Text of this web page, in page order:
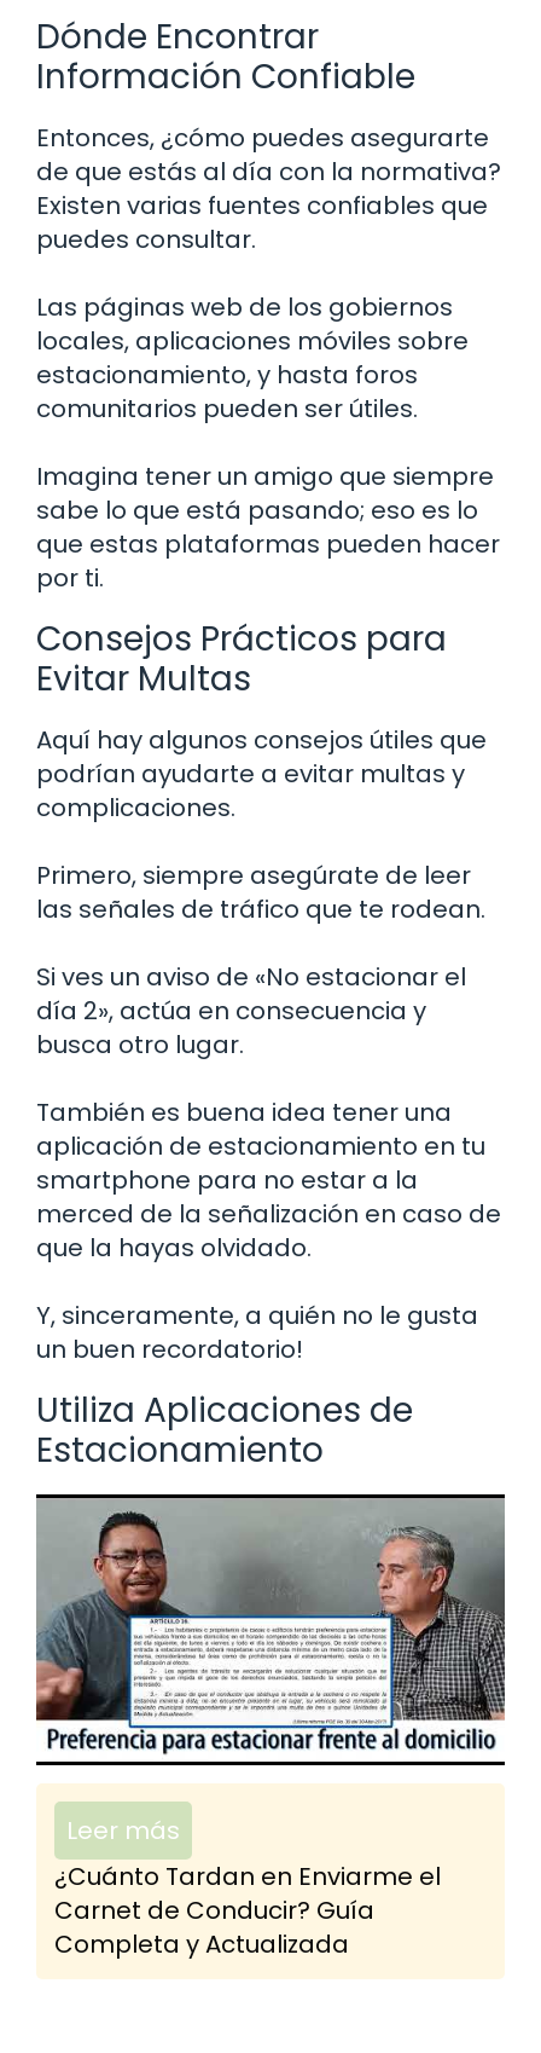
Dónde Encontrar
Información Confiable
Entonces, ¿cómo puedes asegurarte
de que estás al día con la normativa?
Existen varias fuentes confiables que
puedes consultar.
Las páginas web de los gobiernos
locales, aplicaciones móviles sobre
estacionamiento, y hasta foros
comunitarios pueden ser útiles.
Imagina tener un amigo que siempre
sabe lo que está pasando; eso es lo
que estas plataformas pueden hacer
por ti.
Consejos Prácticos para
Evitar Multas
Aquí hay algunos consejos útiles que
podrían ayudarte a evitar multas y
complicaciones.
Primero, siempre asegúrate de leer
las señales de tráfico que te rodean.
Si ves un aviso de «No estacionar el
día 2», actúa en consecuencia y
busca otro lugar.
También es buena idea tener una
aplicación de estacionamiento en tu
smartphone para no estar a la
merced de la señalización en caso de
que la hayas olvidado.
Y, sinceramente, a quién no le gusta
un buen recordatorio!
Utiliza Aplicaciones de
Estacionamiento
Leer más
¿Cuánto Tardan en Enviarme el
Carnet de Conducir? Guía
Completa y Actualizada